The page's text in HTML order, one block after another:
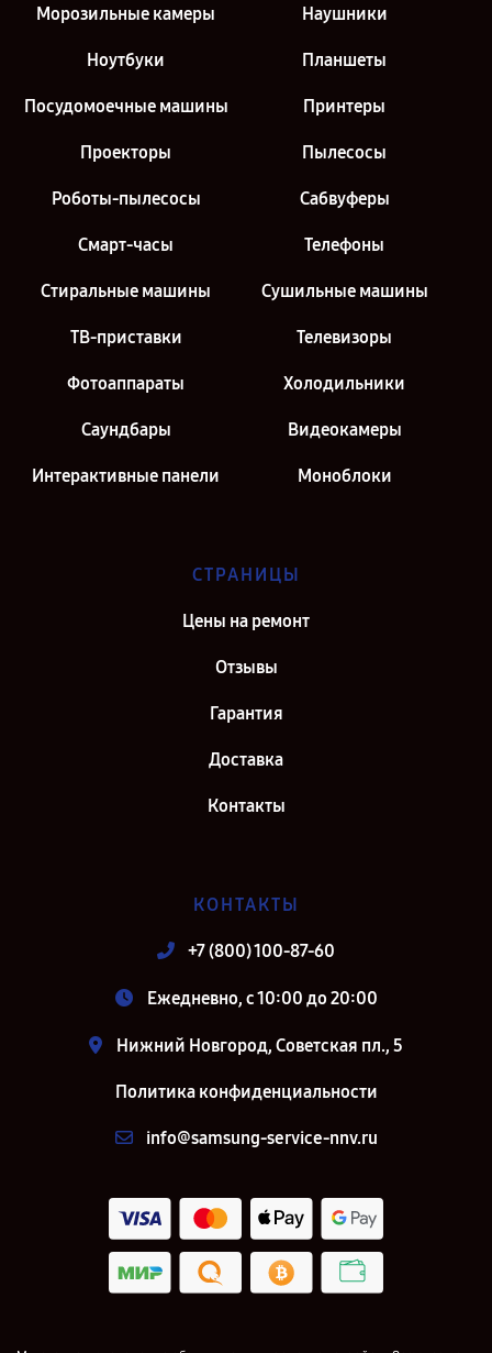
Морозильные камеры Наушники
Ноутбуки Планшеты
Посудомоечные машины Принтеры
Проекторы Пылесосы
Роботы-пылесосы Сабвуферы
Смарт-часы Телефоны
Стиральные машины Сушильные машины
ТВ-приставки Телевизоры
Фотоаппараты Холодильники
Саундбары Видеокамеры
Интерактивные панели Моноблоки
СТРАНИЦЫ
Цены на ремонт
Отзывы
Гарантия
Доставка
Контакты
КОНТАКТЫ
+7 (800) 100-87-60
Ежедневно, с 10:00 до 20:00
Нижний Новгород, Советская пл., 5
Политика конфиденциальности
info@samsung-service-nnv.ru